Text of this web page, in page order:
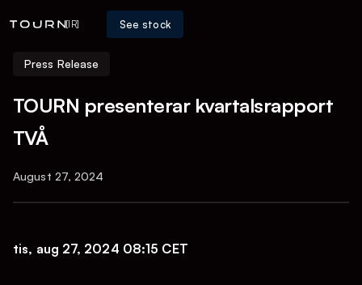
[IR] See stock
Press Release
TOURN presenterar kvartalsrapport
TVÅ
August 27, 2024
tis, aug 27, 2024 08:15 CET